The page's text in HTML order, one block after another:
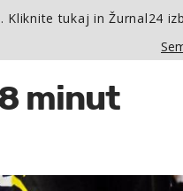
tukaj in Žurnal24
minut